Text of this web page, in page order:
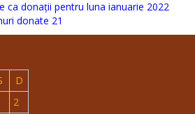
ca donații pentru luna ianuarie 2022
donate 21
D
2